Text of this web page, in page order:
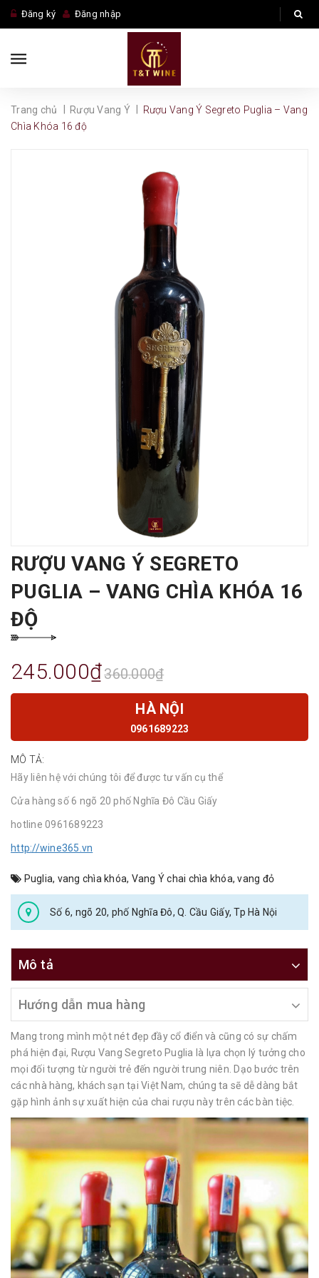
Đăng ký Đăng nhập
Trang chủ Rượu Vang Ý
Rượu Vang Ý Segreto Puglia – Vang
Chìa Khóa 16 độ
RƯỢU VANG Ý SEGRETO
PUGLIA – VANG CHÌA KHÓA 16
ĐỘ
245.000₫360.000₫
HÀ NỘI
0961689223
MÔ TẢ:
Hãy liên hệ với chúng tôi để được tư vấn cụ thể
Cửa hàng số 6 ngõ 20 phố Nghĩa Đô Cầu Giấy
hotline 0961689223
http://wine365.vn
Puglia, vang chìa khóa, Vang Ý chai chìa khóa,vang đỏ
Số 6, ngõ 20, phố Nghĩa Đô, Q. Cầu Giấy, Tp Hà Nội
Mô tả
Hướng dẫn mua hàng
Mang trong mình một nét đẹp đầy cổ điển và cũng có sự chấm
phá hiện đại, Rượu Vang Segreto Puglia là lựa chọn lý tưởng cho
mọi đối tượng từ người trẻ đến người trung niên. Dạo bước trên
các nhà hàng, khách sạn tại Việt Nam, chúng ta sẽ dễ dàng bắt
gặp hình ảnh sự xuất hiện của chai rượu này trên các bàn tiệc.